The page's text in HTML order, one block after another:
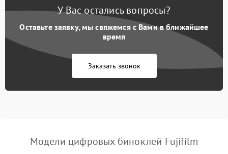
цветов дисплея
Подробнее →
коркое время
1000 ₽ Подробнее →
1500 ₽ Подробнее →
У Вас остались вопросы?
Оставьте заявку, мы свяжемся с Вами в ближайшее
время
Заказать звонок
Модели цифровых биноклей Fujifilm